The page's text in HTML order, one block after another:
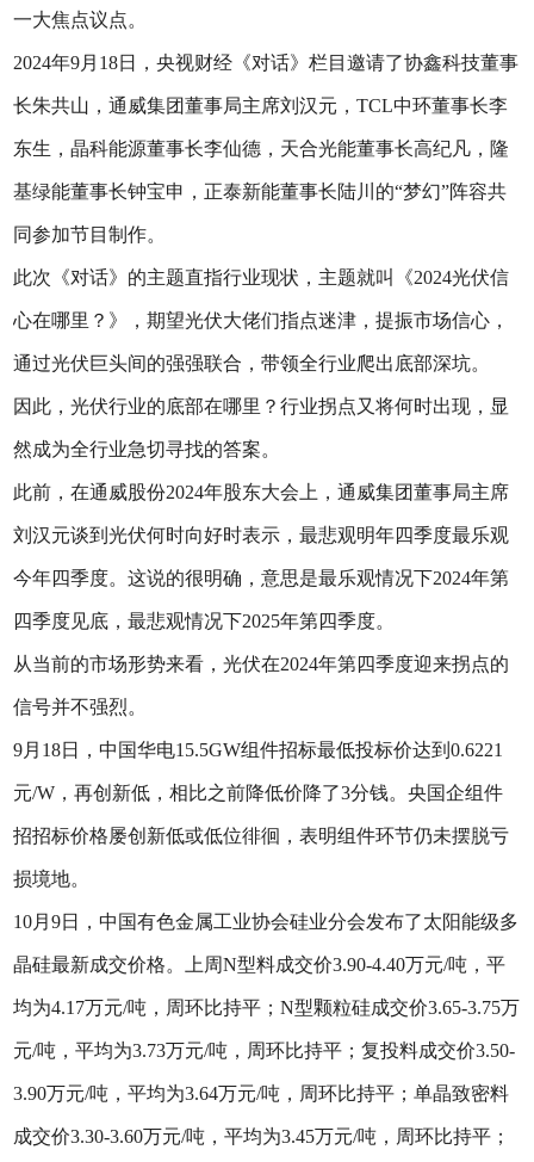
一大焦点议点。
2024年9月18日，央视财经《对话》栏目邀请了协鑫科技董事
长朱共山，通威集团董事局主席刘汉元，TCL中环董事长李
东生，晶科能源董事长李仙德，天合光能董事长高纪凡，隆
基绿能董事长钟宝申，正泰新能董事长陆川的“梦幻”阵容共
同参加节目制作。
此次《对话》的主题直指行业现状，主题就叫《2024光伏信
心在哪里？》，期望光伏大佬们指点迷津，提振市场信心，
通过光伏巨头间的强强联合，带领全行业爬出底部深坑。
因此，光伏行业的底部在哪里？行业拐点又将何时出现，显
然成为全行业急切寻找的答案。
此前，在通威股份2024年股东大会上，通威集团董事局主席
刘汉元谈到光伏何时向好时表示，最悲观明年四季度最乐观
今年四季度。这说的很明确，意思是最乐观情况下2024年第
四季度见底，最悲观情况下2025年第四季度。
从当前的市场形势来看，光伏在2024年第四季度迎来拐点的
信号并不强烈。
9月18日，中国华电15.5GW组件招标最低投标价达到0.6221
元/W，再创新低，相比之前降低价降了3分钱。央国企组件
招招标价格屡创新低或低位徘徊，表明组件环节仍未摆脱亏
损境地。
10月9日，中国有色金属工业协会硅业分会发布了太阳能级多
晶硅最新成交价格。上周N型料成交价3.90-4.40万元/吨，平
均为4.17万元/吨，周环比持平；N型颗粒硅成交价3.65-3.75万
元/吨，平均为3.73万元/吨，周环比持平；复投料成交价3.50-
3.90万元/吨，平均为3.64万元/吨，周环比持平；单晶致密料
成交价3.30-3.60万元/吨，平均为3.45万元/吨，周环比持平；